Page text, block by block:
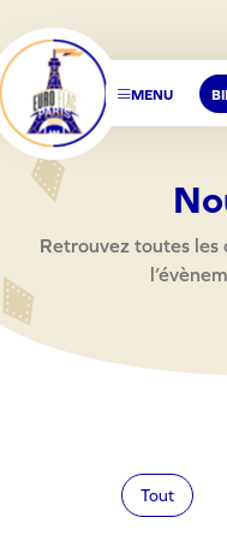
MENU
No
Retrouvez toutes
Tout